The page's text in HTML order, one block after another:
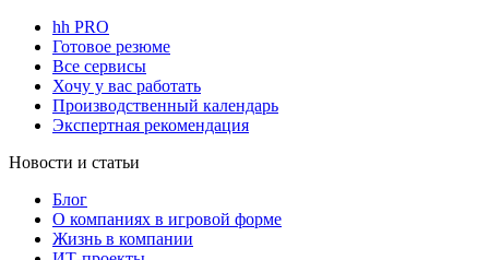
hh PRO
Готовое резюме
Все сервисы
Хочу у вас работать
Производственный календарь
Экспертная рекомендация
Новости и статьи
Блог
О компаниях в игровой форме
Жизнь в компании